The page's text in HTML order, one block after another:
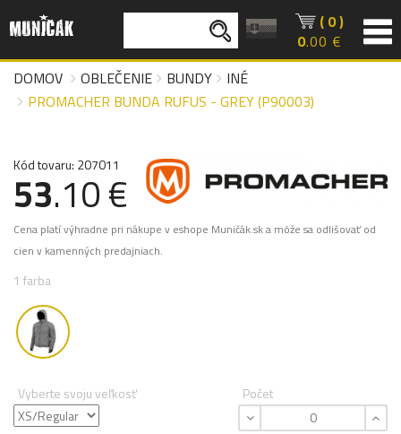
( 0 )
0.00 €
DOMOV
OBLEČENIE BUNDY
INÉ
PROMACHER BUNDA RUFUS - GREY (P90003)
Kód tovaru: 207011
53.10 €
Cena platí výhradne pri nákupe v eshope Muničák.sk a môže sa odlišovať od
cien v kamenných predajniach.
1 farba
Vyberte svoju veľkosť Počet